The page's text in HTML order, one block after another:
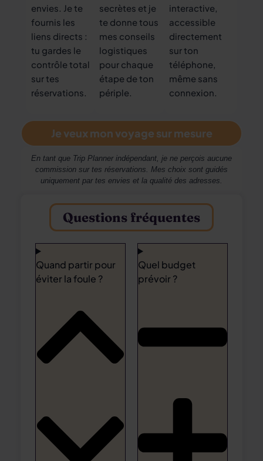
envies. Je te
fournis les
liens directs :
tu gardes le
contrôle total
sur tes
réservations.
secrètes et je
te donne tous
mes conseils
logistiques
pour chaque
étape de ton
périple.
interactive,
accessible
directement
sur ton
téléphone,
même sans
connexion.
Je veux mon voyage sur mesure
En tant que Trip Planner indépendant, je ne perçois aucune
commission sur tes réservations. Mes choix sont guidés
uniquement par tes envies et la qualité des adresses.
Questions fréquentes
Quand partir pour
éviter la foule ?
Quel budget
prévoir ?